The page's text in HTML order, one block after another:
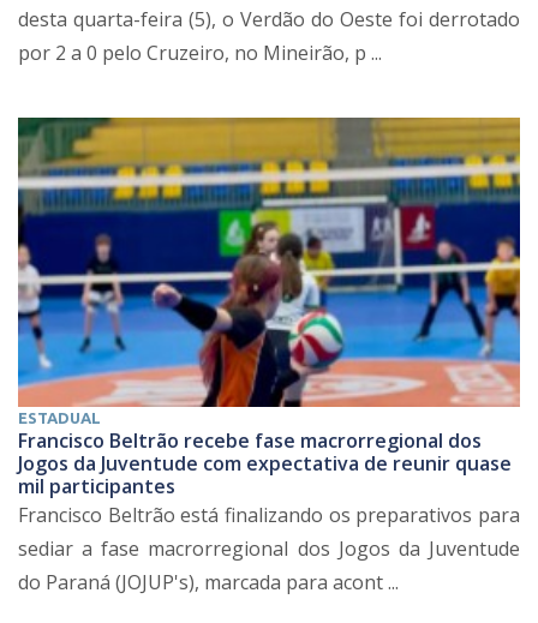
desta quarta-feira (5), o Verdão do Oeste foi derrotado
por 2 a 0 pelo Cruzeiro, no Mineirão, p ...
ESTADUAL
Francisco Beltrão recebe fase macrorregional dos
Jogos da Juventude com expectativa de reunir quase
mil participantes
Francisco Beltrão está finalizando os preparativos para
sediar a fase macrorregional dos Jogos da Juventude
do Paraná (JOJUP's), marcada para acont ...